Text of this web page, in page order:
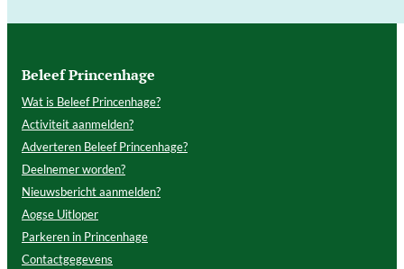
Beleef Princenhage
Wat is Beleef Princenhage?
Activiteit aanmelden?
Adverteren Beleef Princenhage?
Deelnemer worden?
Nieuwsbericht aanmelden?
Aogse Uitloper
Parkeren in Princenhage
Contactgegevens